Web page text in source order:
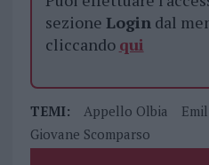
sezione Logindal
cliccando qui
TEMI: Appello Olbia
Giovane Scomparso